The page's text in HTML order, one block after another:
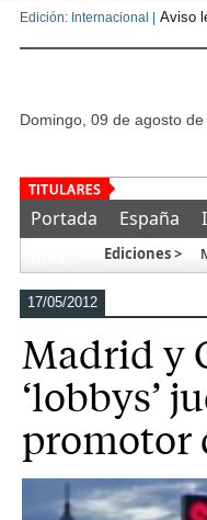
Edición: Internacional | Aviso
domingo, 09 de agosto
Portada España
Ediciones >
17/05/2012
Madrid y
‘lobbys’
promotor